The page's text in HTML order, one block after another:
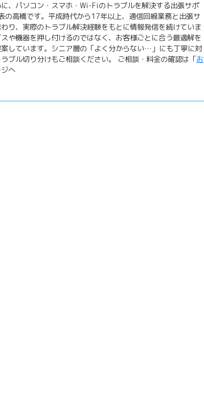
、パソコン・スマホ・Wi-Fiのトラブルを解決する出張サポ
の高橋です。平成時代から17年以上、通信回線業務と出張サ
り、実際のトラブル解決経験をもとに情報発信を続けていま
や機器を押し付けるのではなく、お客様ごとに合う最適解を
しています。シニア層の「よく分からない…」にも丁寧に対
ブル切り分けもご相談ください。 ご相談・料金の確認は「お
ジへ